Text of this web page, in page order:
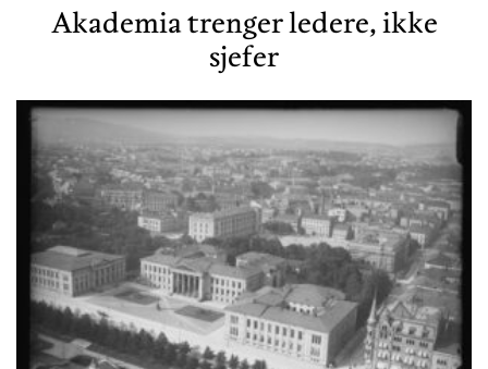
Akademia trenger ledere, ikke
sjefer